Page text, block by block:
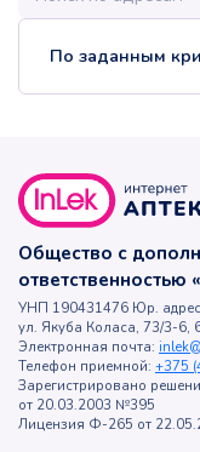
По заданным
Общество с
УНП 190431476 Юр.
ул. Якуба Коласа, 73/3-6,
Электронная почта:
Телефон приемной: +375
Зарегистрировано
от 20.03.2003 №395
Лицензия Ф-265 от